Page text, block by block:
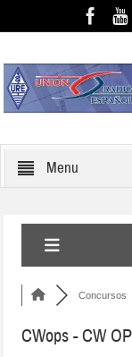
Menu
Concursos
CWops - CW